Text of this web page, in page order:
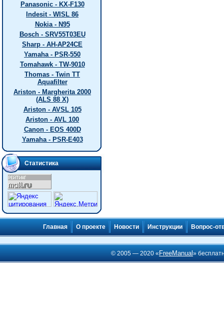
Panasonic - KX-F130
Indesit - WISL 86
Nokia - N95
Bosch - SRV55T03EU
Sharp - AH-AP24CE
Yamaha - PSR-550
Tomahawk - TW-9010
Thomas - Twin TT
Aquafilter
Ariston - Margherita 2000
(ALS 88 X)
Ariston - AVSL 105
Ariston - AVL 100
Canon - EOS 400D
Yamaha - PSR-E403
Статистика
Главная О проекте Новости Инструкции Вопрос-
© 2005 — 2020 « FreeManual»